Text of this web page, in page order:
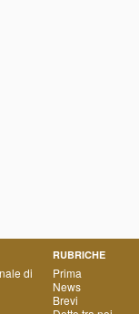
di
RUBRICHE
Prima
News
Brevi